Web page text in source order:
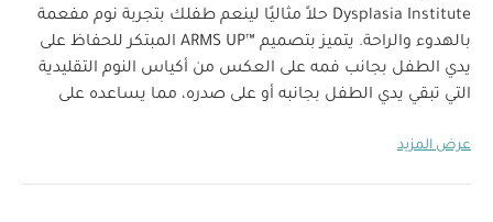
Dysplasia Institute حلاً مثاليًا لينعم طفلك بتجربة نوم مفعمة
بالهدوء والراحة. يتميز بتصميم ARMS UP™‎ المبتكر للحفاظ على
يدي الطفل بجانب فمه على العكس من أكياس النوم التقليدية
التي تبقي يدي الطفل بجانبه أو على صدره، مما يساعده على
لماذا تشترين هذا المنتج:
عرض المزيد